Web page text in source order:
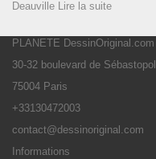
Deauville Lire la suite
PLANETE DessinOriginal.com
30-32 boulevard de Sébastopol
75004 Paris
+33130472003
contact@dessinoriginal.com
Informations